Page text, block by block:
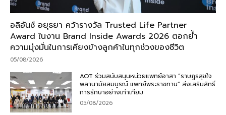
อลิอันซ์ อยุธยา คว้ารางวัล Trusted Life Partner
Award ในงาน Brand Inside Awards 2026 ตอกย้ำ
ความมุ่งมั่นในการเคียงข้างลูกค้าในทุกช่วงของชีวิต
05/08/2026
AOT ร่วมสนับสนุนหน่วยแพทย์อาสา “ราษฎรสุขใจ
พลานามัยสมบูรณ์ แพทย์พระราชทาน” ส่งเสริมสิทธิ์
การรักษาอย่างเท่าเทียม
05/08/2026